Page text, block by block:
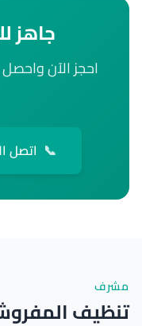
جاهز
احجز الآن
📞 اتصل
مشرف
تنظيف